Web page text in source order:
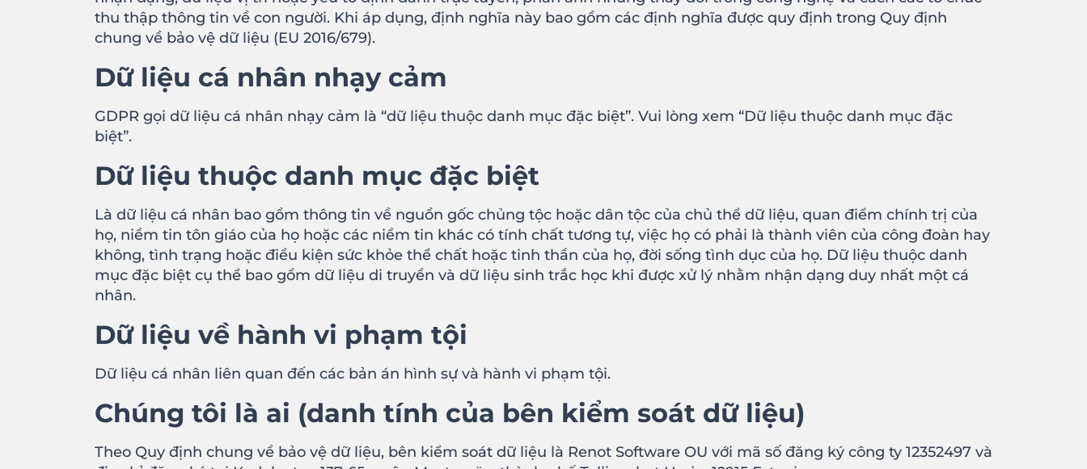
thu thập thông tin về con người. Khi áp dụng, định nghĩa này bao gồm các định nghĩa được quy định trong Quy định
chung về bảo vệ dữ liệu (EU 2016/679).
Dữ liệu cá nhân nhạy cảm
GDPR gọi dữ liệu cá nhân nhạy cảm là “dữ liệu thuộc danh mục đặc biệt”. Vui lòng xem “Dữ liệu thuộc danh mục đặc
biệt”.
Dữ liệu thuộc danh mục đặc biệt
Là dữ liệu cá nhân bao gồm thông tin về nguồn gốc chủng tộc hoặc dân tộc của chủ thể dữ liệu, quan điểm chính trị của
họ, niềm tin tôn giáo của họ hoặc các niềm tin khác có tính chất tương tự, việc họ có phải là thành viên của công đoàn hay
không, tình trạng hoặc điều kiện sức khỏe thể chất hoặc tinh thần của họ, đời sống tình dục của họ. Dữ liệu thuộc danh
mục đặc biệt cụ thể bao gồm dữ liệu di truyền và dữ liệu sinh trắc học khi được xử lý nhằm nhận dạng duy nhất một cá
nhân.
Dữ liệu về hành vi phạm tội
Dữ liệu cá nhân liên quan đến các bản án hình sự và hành vi phạm tội.
Chúng tôi là ai (danh tính của bên kiểm soát dữ liệu)
Theo Quy định chung về bảo vệ dữ liệu, bên kiểm soát dữ liệu là Renot Software OU với mã số đăng ký công ty 12352497 và